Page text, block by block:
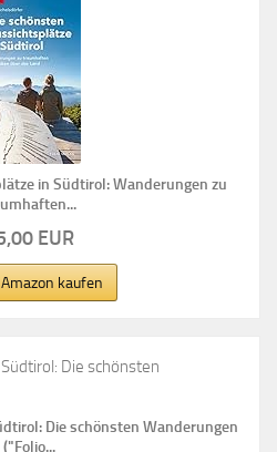
in Südtirol: Wanderungen zu
EUR
kaufen
Die schönsten Wanderungen
("Folio...